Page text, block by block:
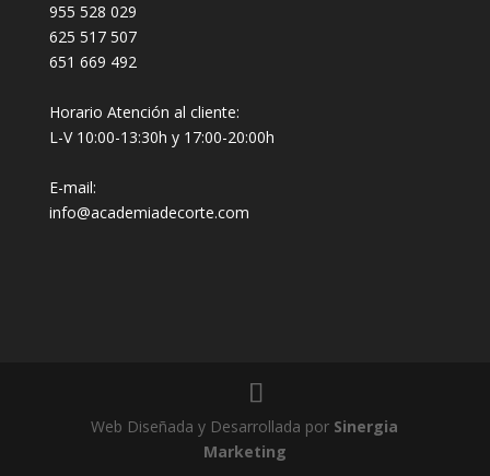
955 528 029
625 517 507
651 669 492
Horario Atención al cliente:
L-V 10:00-13:30h y 17:00-20:00h
E-mail:
info@academiadecorte.com
Web Diseñada y Desarrollada por Sinergia
Marketing